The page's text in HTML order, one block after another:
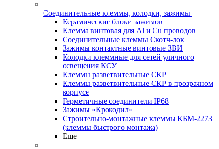
Соединительные клеммы, колодки, зажимы
Керамические блоки зажимов
Клемма винтовая для Al и Cu проводов
Соединительные клеммы Скотч-лок
Зажимы контактные винтовые ЗВИ
Колодки клеммные для сетей уличного
освещения КСУ
Клеммы разветвительные СКР
Клеммы разветвительные СКР в прозрачном
корпусе
Герметичные соединители IP68
Зажимы «Крокодил»
Строительно-монтажные клеммы КБМ-2273
(клеммы быстрого монтажа)
Еще